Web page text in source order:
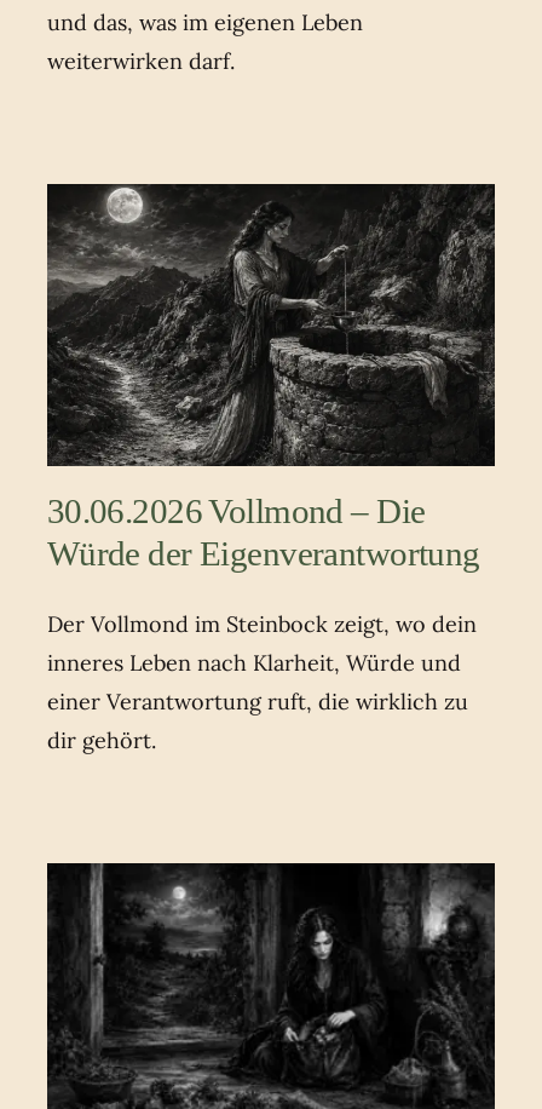
und das, was im eigenen Leben
weiterwirken darf.
30.06.2026 Vollmond – Die
Würde der Eigenverantwortung
Der Vollmond im Steinbock zeigt, wo dein
inneres Leben nach Klarheit, Würde und
einer Verantwortung ruft, die wirklich zu
dir gehört.